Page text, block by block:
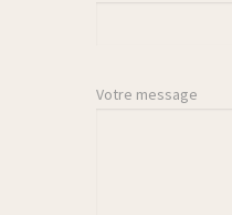
Votre message